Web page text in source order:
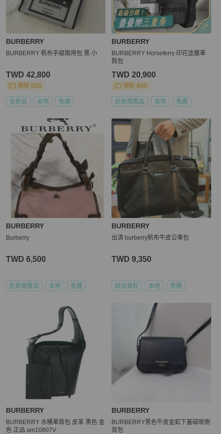
BURBERRY
BURBERRY 帆布手緹兩用包 黑 小
TWD 42,800
現折 800
全新品 本地 免運
BURBERRY
BURBERRY Horseferry 印花塗層單
肩包
TWD 20,900
現折 800
近新閒置品 本地 免運
BURBERRY
Burberry
TWD 6,500
近新閒置品 本地 免運
BURBERRY
出清 burberry帆布牛皮公事包
TWD 9,350
狀況良好 本地 免運
BURBERRY
BURBERRY 水桶單肩包 皮革 黑色 金
色 正品 am10807V
BURBERRY
BURBERRY黑色牛皮金釦下蓋磁吸側
背包